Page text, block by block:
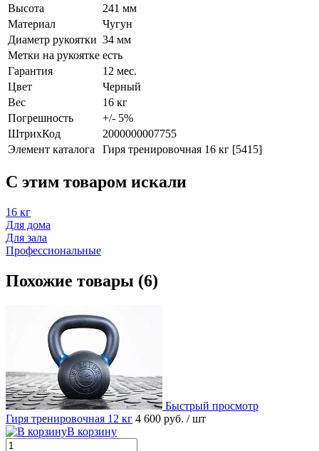
Высота
241 мм
Материал
Чугун
Диаметр рукоятки 34 мм
Метки на рукоятке есть
Гарантия
12 мес.
Цвет
Черный
Вес
16 кг
Погрешность
+/- 5%
ШтрихКод
2000000007755
Элемент каталога
Гиря тренировочная 16 кг [5415]
C этим товаром искали
16 кг
Для дома
Для зала
Профессиональные
Похожие товары (6)
Быстрый просмотр
Гиря тренировочная 12 кг 4 600 руб. / шт
В корзину